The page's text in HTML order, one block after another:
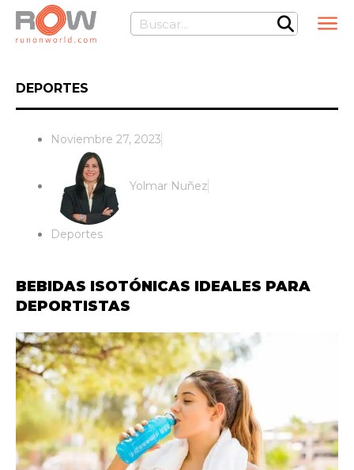
contenido
Buscar
DEPORTES
Noviembre 27, 2023
Yolmar Nuñez
Deportes
BEBIDAS ISOTÓNICAS IDEALES PARA
DEPORTISTAS